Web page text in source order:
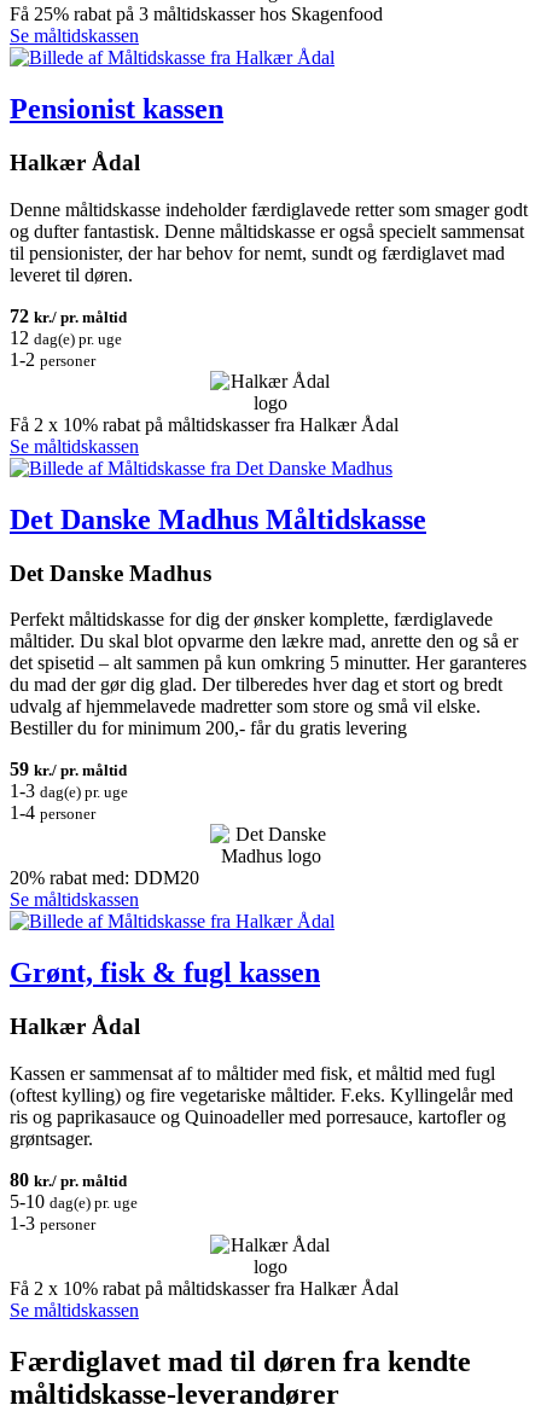
Få 25% rabat på 3 måltidskasser hos Skagenfood
Se måltidskassen
Pensionist kassen
Halkær Ådal
Denne måltidskasse indeholder færdiglavede retter som smager godt
og dufter fantastisk. Denne måltidskasse er også specielt sammensat
til pensionister, der har behov for nemt, sundt og færdiglavet mad
leveret til døren.
72 kr./ pr. måltid
12 dag(e) pr. uge
1-2 personer
Få 2 x 10% rabat på måltidskasser fra Halkær Ådal
Se måltidskassen
Det Danske Madhus Måltidskasse
Det Danske Madhus
Perfekt måltidskasse for dig der ønsker komplette, færdiglavede
måltider. Du skal blot opvarme den lækre mad, anrette den og så er
det spisetid – alt sammen på kun omkring 5 minutter. Her garanteres
du mad der gør dig glad. Der tilberedes hver dag et stort og bredt
udvalg af hjemmelavede madretter som store og små vil elske.
Bestiller du for minimum 200,- får du gratis levering
59 kr./ pr. måltid
1-3 dag(e) pr. uge
1-4 personer
20% rabat med: DDM20
Se måltidskassen
Grønt, fisk & fugl kassen
Halkær Ådal
Kassen er sammensat af to måltider med fisk, et måltid med fugl
(oftest kylling) og fire vegetariske måltider. F.eks. Kyllingelår med
ris og paprikasauce og Quinoadeller med porresauce, kartofler og
grøntsager.
80 kr./ pr. måltid
5-10 dag(e) pr. uge
1-3 personer
Få 2 x 10% rabat på måltidskasser fra Halkær Ådal
Se måltidskassen
Færdiglavet mad til døren fra kendte
måltidskasse-leverandører